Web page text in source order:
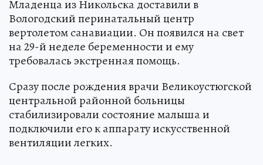
Младенца из Никольска доставили в
Вологодский перинатальный центр
вертолетом санавиации. Он появился на свет
на 29-й неделе беременности и ему
требовалась экстренная помощь.
Сразу после рождения врачи Великоустюгской
центральной районной больницы
стабилизировали состояние малыша и
подключили его к аппарату искусственной
вентиляции легких.